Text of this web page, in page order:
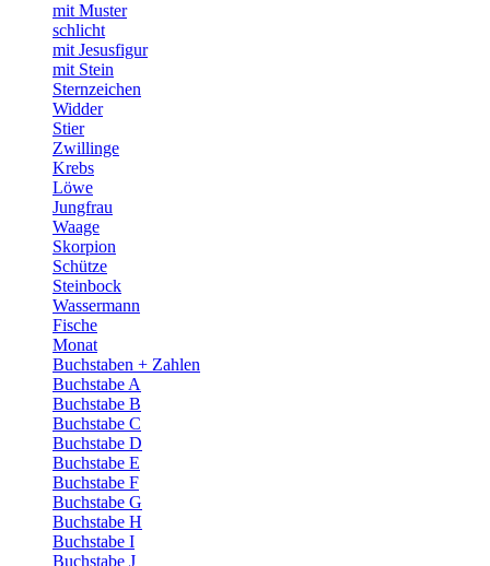
mit Muster
schlicht
mit Jesusfigur
mit Stein
Sternzeichen
Widder
Stier
Zwillinge
Krebs
Löwe
Jungfrau
Waage
Skorpion
Schütze
Steinbock
Wassermann
Fische
Monat
Buchstaben + Zahlen
Buchstabe A
Buchstabe B
Buchstabe C
Buchstabe D
Buchstabe E
Buchstabe F
Buchstabe G
Buchstabe H
Buchstabe I
Buchstabe J